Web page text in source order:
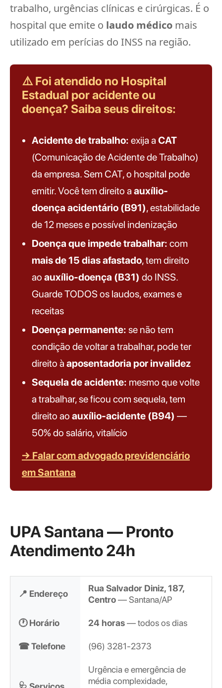
trabalho, urgências clínicas e cirúrgicas. É o
hospital que emite o laudo médico mais
utilizado em perícias do INSS na região.
⚠️ Foi atendido no Hospital
Estadual por acidente ou
doença? Saiba seus direitos:
Acidente de trabalho: exija a CAT
(Comunicação de Acidente de Trabalho)
da empresa. Sem CAT, o hospital pode
emitir. Você tem direito a auxílio-
doença acidentário (B91), estabilidade
de 12 meses e possível indenização
Doença que impede trabalhar: com
mais de 15 dias afastado, tem direito
ao auxílio-doença (B31) do INSS.
Guarde TODOS os laudos, exames e
receitas
Doença permanente: se não tem
condição de voltar a trabalhar, pode ter
direito à aposentadoria por invalidez
Sequela de acidente: mesmo que volte
a trabalhar, se ficou com sequela, tem
direito ao auxílio-acidente (B94) —
50% do salário, vitalício
→ Falar com advogado previdenciário
em Santana
UPA Santana — Pronto
Atendimento 24h
📍 Endereço
Rua Salvador Diniz, 187,
Centro— Santana/AP
🕐 Horário 24 horas— todos os dias
☎ Telefone (96) 3281-2373
Urgência e emergência de
média complexidade,